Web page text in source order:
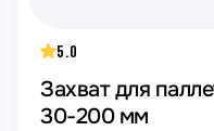
5.0
Захват для
30-200 мм